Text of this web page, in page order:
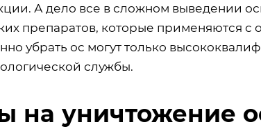
А дело все в сложном выведении
препаратов, которые применяются
убрать ос могут только
службы.
на уничтожение